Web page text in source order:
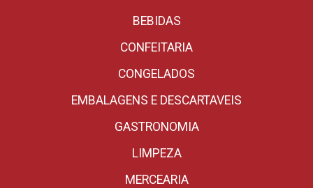
BEBIDAS
CONFEITARIA
CONGELADOS
EMBALAGENS E DESCARTAVEIS
GASTRONOMIA
LIMPEZA
MERCEARIA